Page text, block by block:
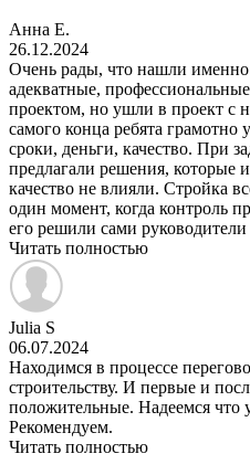
Анна Е.
26.12.2024
Очень рады, что нашли
адекватные,
проектом, но ушли в проект с
самого конца ребята грамотно
сроки, деньги, качество. При
предлагали решения, которые
качество не влияли. Стройка
один момент, когда контроль
его решили сами
Читать полностью
Julia S
06.07.2024
Находимся в процессе
строительству. И первые и
положительные. Надеемся что
Рекомендуем.
Читать полностью